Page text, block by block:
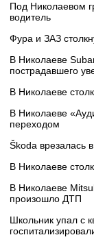
Под Николаевом
водитель
Фура и ЗАЗ
В Николаеве
пострадавшего
В Николаеве
В Николаеве
переходом
Škoda врезалась
В Николаеве
В Николаеве
произошло ДТП
Школьник упал с